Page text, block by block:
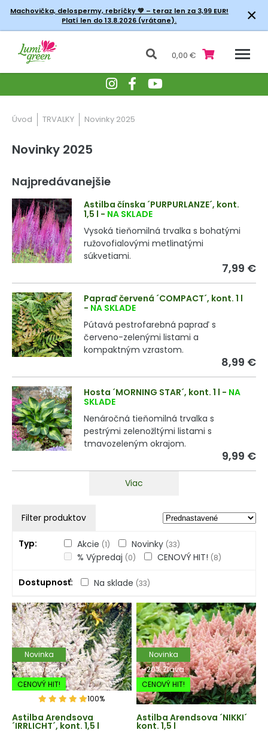
Machovička, delospermy, rebríčky💚 – teraz len za 3,99 EUR!
Platí len do 13.8.2026 (vrátane).
×
0,00 €
Úvod TRVALKY Novinky 2025
Novinky 2025
Najpredávanejšie
Astilba čínska ´PURPURLANZE´, kont.
1,5 l - NA SKLADE
Vysoká tieňomilná trvalka s bohatými
ružovofialovými metlinatými
súkvetiami.
7,99 €
Papraď červená ´COMPACT´, kont. 1 l
- NA SKLADE
Pútavá pestrofarebná papraď s
červeno-zelenými listami a
kompaktným vzrastom.
8,99 €
Hosta ´MORNING STAR´, kont. 1 l - NA
SKLADE
Nenáročná tieňomilná trvalka s
pestrými zelenožltými listami s
tmavozeleným okrajom.
9,99 €
Viac
Filter produktov
Typ Akcie (1) Novinky (33)
% Výpredaj (0) CENOVÝ HIT! (8)
Dostupnosť Na sklade (33)
Novinka
-20% Zľava
CENOVÝ HIT!
100%
Astilba Arendsova
´IRRLICHT´, kont. 1,5 l
Novinka
-20% Zľava
CENOVÝ HIT!
Astilba Arendsova ´NIKKI´
kont. 1,5 l